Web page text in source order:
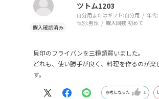
ツトム1203
自分用またはギフト:自分用 年代:
性別:男性 購入回数:初めて
貝印のフライパンを三種類買いました。
どれも、使い勝手が良く、料理を作るのが楽
す。
参考になった 1